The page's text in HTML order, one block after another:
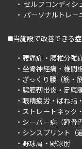
セルフコンディシ
パーソナルトレー
当施設で改善できる
腰痛症
腰椎分離
坐骨神経痛
椎間
ぎっくり腰（筋・
腸脛靭帯炎
足底
眼精疲労
ばね指
ストレートネック
シーバー病（踵骨
シンスプリント（
野球肩
野球肘